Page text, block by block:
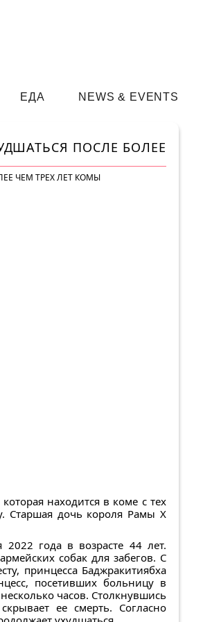
ЕДА
NEWS & EVENTS
ПОСЛЕ БОЛЕЕ
ЧЕМ ТРЕХ ЛЕТ КОМЫ
находится в коме с тех
Старшая дочь короля Рамы X
2022 года в возрасте 44 лет.
собак для забегов. С
принцесса Баджракитиябха
посетивших больницу в
часов. Столкнувшись
ее смерть. Согласно